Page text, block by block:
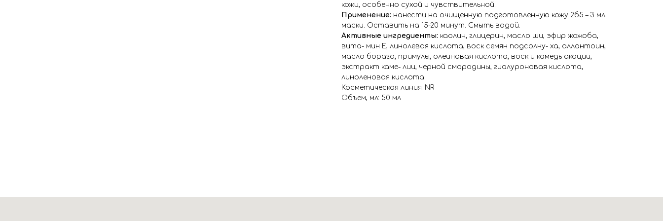
кожи, особенно сухой и чувствительной.
Применение: нанести на очищенную подготовленную кожу 2б5 – 3 мл
маски. Оставить на 15-20 минут. Смыть водой.
Активные ингредиенты: каолин, глицерин, масло ши, эфир жожоба,
вита- мин Е, линолевая кислота, воск семян подсолну- ха, аллантоин,
масло бораго, примулы, олеиновая кислота, воск и камедь акации,
экстракт каме- лии, черной смородины, гиалуроновая кислота,
линоленовая кислота.
Косметическая линия: NR
Объем, мл: 50 мл